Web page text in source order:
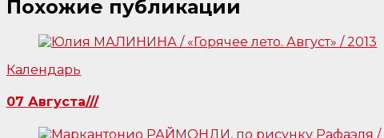
Похожие публикации
Календарь
07 Августа///